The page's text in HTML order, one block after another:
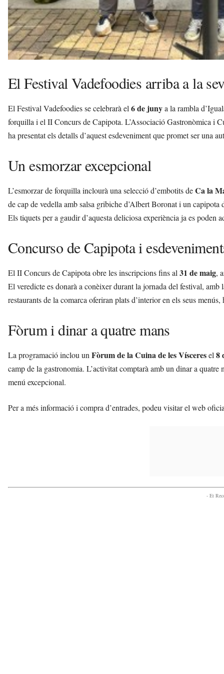
El Festival Vadefoodies arriba a la
El Festival Vadefoodies se celebrarà el 6 de junya la rambla
forquilla i el II Concurs de Capipota. L’Associació Gastronòmica i
ha presentat els detalls d’aquest esdeveniment que promet ser una
Un esmorzar excepcional
L’esmorzar de forquilla inclourà una selecció d’embotits deCa la
de cap de vedella amb salsa gribiche d’Albert Boronat i un capipota
Els tiquets per a gaudir d’aquesta deliciosa experiència ja es poden
Concurso de Capipota i
El II Concurs de Capipota obre les inscripcions fins al 31 de maig,
El veredicte es donarà a conèixer durant la jornada del festival, amb
restaurants de la comarca oferiran plats d’interior en els seus
Fòrum i dinar a quatre mans
La programació inclou un Fòrum de la Cuina de les Vísceresel 8
camp de la gastronomia. L’activitat comptarà amb un dinar a quatre
menú excepcional.
Per a més informació i compra d’entrades, podeu visitar el web
- Et